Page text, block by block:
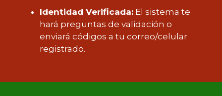
Identidad Verificada: El sistema te
hará preguntas de validación o
enviará códigos a tu correo/celular
registrado.